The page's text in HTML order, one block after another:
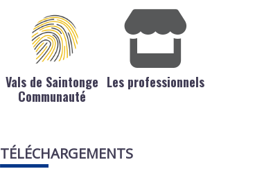
Vals de Saintonge
Communauté
Les professionnels
TÉLÉCHARGEMENTS